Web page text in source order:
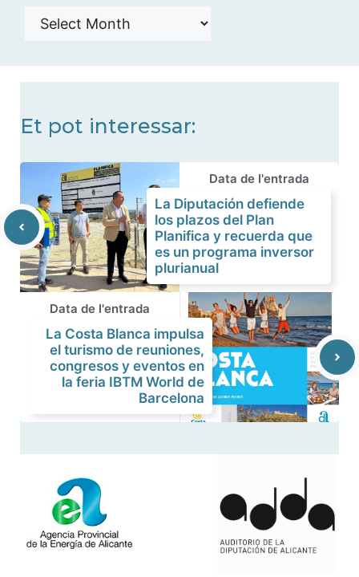
Histórico
Et pot interessar:
Data de l'entrada
La Diputación defiende
los plazos del Plan
Planifica y recuerda que
es un programa inversor
plurianual
Data de l'entrada
La Costa Blanca impulsa
el turismo de reuniones,
congresos y eventos en
la feria IBTM World de
Barcelona